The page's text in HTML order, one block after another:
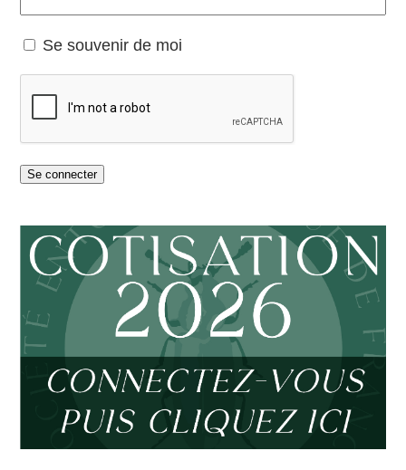
Se souvenir de moi
Se connecter